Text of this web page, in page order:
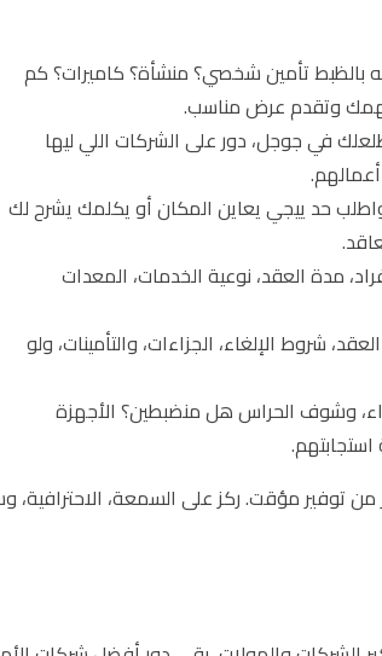
بالظبط تأمين شخصي؟ منشأة؟ كاميرات؟ كم
وتقدم عرض مناسب.
في جوجل، دور على الشركات اللي ليها
حد ييجي يعاين المكان أو يكلمك يشرح لك
مدة العقد، نوعية الخدمات، المعدات
شروط الإلغاء، الجزاءات، والتأمينات، ولو
وشوف الحراس هل منضبطين؟ الأجهزة
توفير مؤقت. ركز على السمعة، الاحترافية،